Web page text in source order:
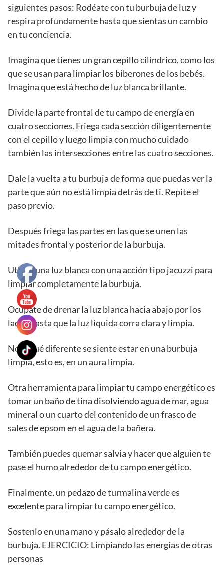
siguientes pasos: Rodéate con tu burbuja de luz y
respira profundamente hasta que sientas un cambio
en tu conciencia.
Imagina que tienes un gran cepillo cilíndrico, como los
que se usan para limpiar los biberones de los bebés.
Imagina que está hecho de luz blanca brillante.
Divide la parte frontal de tu campo de energía en
cuatro secciones. Friega cada sección diligentemente
con el cepillo y luego limpia con mucho cuidado
también las intersecciones entre las cuatro secciones.
Dale la vuelta a tu burbuja de forma que puedas ver la
parte que aún no está limpia detrás de ti. Repite el
paso previo.
Después friega las partes en las que se unen las
mitades frontal y posterior de la burbuja.
Utiliza una luz blanca con una acción tipo jacuzzi para
limpiar completamente la burbuja.
Ocúpate de drenar la luz blanca hacia abajo por los
lados hasta que la luz líquida corra clara y limpia.
Nota qué diferente se siente estar en una burbuja
limpia, esto es, en un aura limpia.
Otra herramienta para limpiar tu campo energético es
tomar un baño de tina disolviendo agua de mar, agua
mineral o un cuarto del contenido de un frasco de
sales de epsom en el agua de la bañera.
También puedes quemar salvia y hacer que alguien te
pase el humo alrededor de tu campo energético.
Finalmente, un pedazo de turmalina verde es
excelente para limpiar tu campo energético.
Sostenlo en una mano y pásalo alrededor de la
burbuja. EJERCICIO: Limpiando las energías de otras
personas